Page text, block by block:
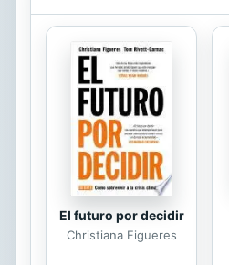
hay que
nuevos tipos
estilos de
angular de lo
principales
Latinoamérica y
para beber.
El futuro por decidir
Christiana Figueres